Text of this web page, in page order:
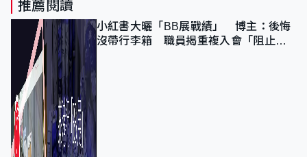
推薦閱讀
小紅書大曬「BB展戰績」 博主：後悔
沒帶行李箱 職員揭重複入會「阻止唔